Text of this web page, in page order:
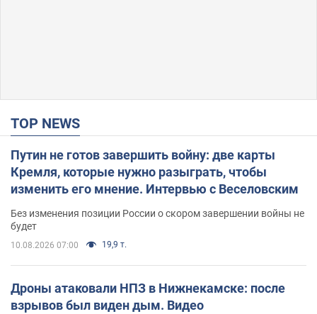
TOP NEWS
Путин не готов завершить войну: две карты
Кремля, которые нужно разыграть, чтобы
изменить его мнение. Интервью с Веселовским
Без изменения позиции России о скором завершении войны не
будет
10.08.2026 07:00 19,9 т.
Дроны атаковали НПЗ в Нижнекамске: после
взрывов был виден дым. Видео